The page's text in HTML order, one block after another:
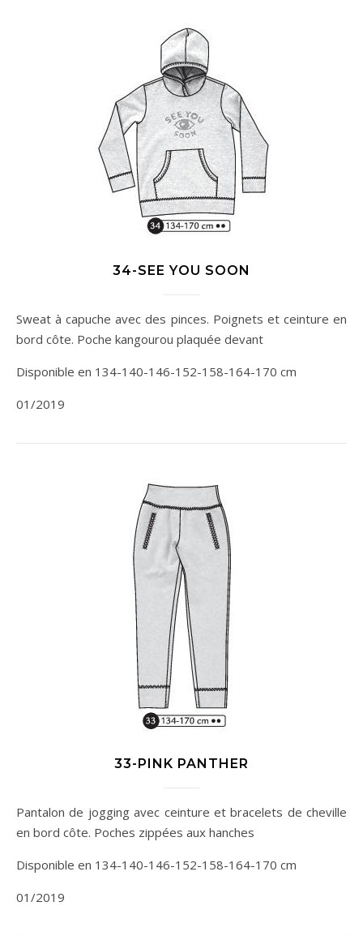
34-SEE YOU SOON
Sweat à capuche avec des pinces. Poignets et ceinture en
bord côte. Poche kangourou plaquée devant
Disponible en 134-140-146-152-158-164-170 cm
01/2019
33-PINK PANTHER
Pantalon de jogging avec ceinture et bracelets de cheville
en bord côte. Poches zippées aux hanches
Disponible en 134-140-146-152-158-164-170 cm
01/2019